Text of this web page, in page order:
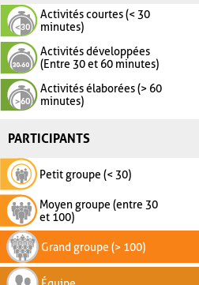
Activités courtes (< 30
minutes)
Activités développées
(Entre 30 et 60 minutes)
Activités élaborées (> 60
minutes)
PARTICIPANTS
Petit groupe (< 30)
Moyen groupe (entre 30
et 100)
Grand groupe (> 100)